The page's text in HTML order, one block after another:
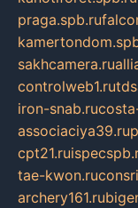
praga.spb.ru
sakhcamera.ru
controlweb1.ru
iron-snab.ru
associaciya39.ru
cpt21.ru
tae-kwon.ru
archery161.ru